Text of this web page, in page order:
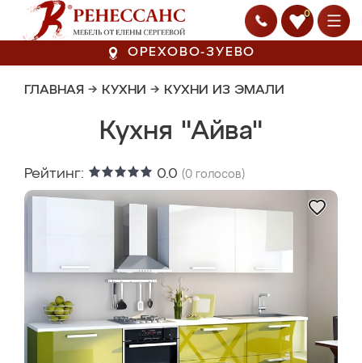
0
ОРЕХОВО-ЗУЕВО
ГЛАВНАЯ → КУХНИ → КУХНИ ИЗ ЭМАЛИ
Кухня "Айва"
Рейтинг: 0.0 (0 голосов)